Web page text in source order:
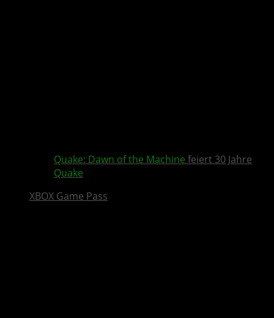
Quake: Dawn of the Machine feiert 30 Jahre
Quake
XBOX Game Pass